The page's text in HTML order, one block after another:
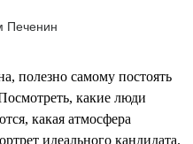
Печенин
полезно самому постоять
какие люди
какая атмосфера
идеального кандидата.